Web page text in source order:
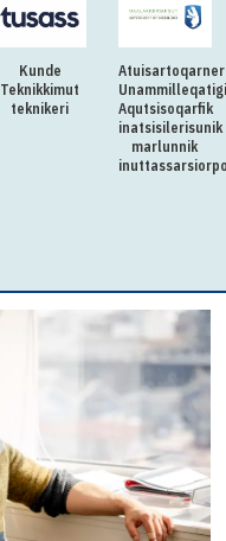
Kunde
Teknikkimut
teknikeri
Aqutsisoqarfik
inatsisilerisunik
marlunnik